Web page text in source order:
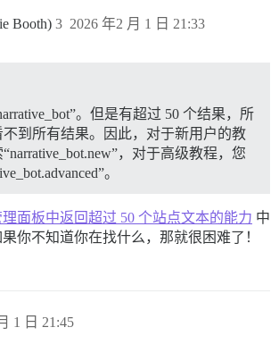
Booth) 2026 年2 月 1 日 21:33
3
。但是有超过 50 个结果，所
到所有结果。因此，对于新用户的教
，对于高级教程，您
。
理面板中返回超过 50 个站点文本的能力 中
你不知道你在找什么，那就很困难了！
1 日 21:45